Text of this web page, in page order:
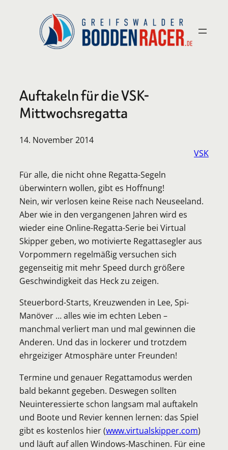
Auftakeln für die VSK-
Mittwochsregatta
14. November 2014
VSK
Für alle, die nicht ohne Regatta-Segeln
überwintern wollen, gibt es Hoffnung!
Nein, wir verlosen keine Reise nach Neuseeland.
Aber wie in den vergangenen Jahren wird es
wieder eine Online-Regatta-Serie bei Virtual
Skipper geben, wo motivierte Regattasegler aus
Vorpommern regelmäßig versuchen sich
gegenseitig mit mehr Speed durch größere
Geschwindigkeit das Heck zu zeigen.
Steuerbord-Starts, Kreuzwenden in Lee, Spi-
Manöver … alles wie im echten Leben –
manchmal verliert man und mal gewinnen die
Anderen. Und das in lockerer und trotzdem
ehrgeiziger Atmosphäre unter Freunden!
Termine und genauer Regattamodus werden
bald bekannt gegeben. Deswegen sollten
Neuinteressierte schon langsam mal auftakeln
und Boote und Revier kennen lernen: das Spiel
gibt es kostenlos hier (www.virtualskipper.com)
und läuft auf allen Windows-Maschinen. Für eine